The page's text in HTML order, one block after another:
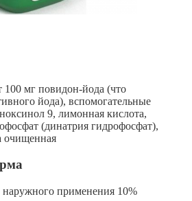
100 мг повидон-йода (что
йода), вспомогательные
9, лимонная кислота,
(динатрия гидрофосфат),
очищенная
наружного применения 10%